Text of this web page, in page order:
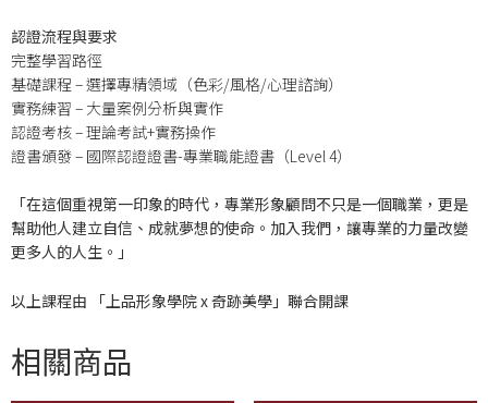
認證流程與要求
完整學習路徑
基礎課程 – 選擇專精領域（色彩/風格/心理諮詢）
實務練習 – 大量案例分析與實作
認證考核 – 理論考試+實務操作
證書頒發 – 國際認證證書-專業職能證書（Level 4）
「在這個重視第一印象的時代，專業形象顧問不只是一個職業，更是
幫助他人建立自信、成就夢想的使命。加入我們，讓專業的力量改變
更多人的人生。」
以上課程由 「上品形象學院 x 奇跡美學」聯合開課
相關商品